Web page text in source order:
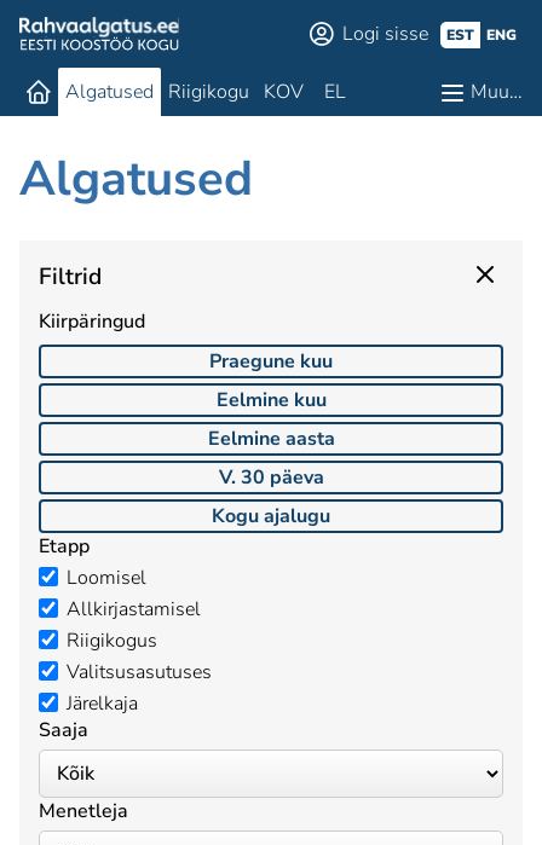
Logi sisse EST ENG
Algatused Riigikogu KOV EL Muu…
Algatused
Filtrid
Kiirpäringud
Praegune kuu
Eelmine kuu
Eelmine aasta
V. 30 päeva
Kogu ajalugu
Etapp
Loomisel
Allkirjastamisel
Riigikogus
Valitsusasutuses
Järelkaja
Saaja
Menetleja